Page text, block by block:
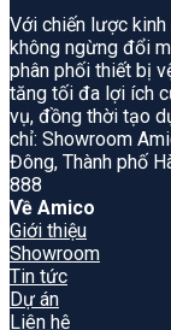
Với chiến lược kinh
không ngừng đổi
phân phối thiết bị
tăng tối đa lợi ích
vụ, đồng thời tạo
chỉ: Showroom
Đông, Thành phố
888
Về Amico
Giới thiệu
Showroom
Tin tức
Dự án
Liên hệ